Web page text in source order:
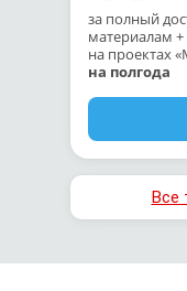
за полный
материалам
на проектах
на полгода
Все